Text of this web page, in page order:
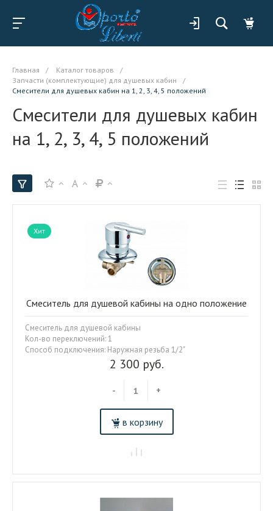
Главная / Каталог товаров
/
Запчасти (комплектующие) для душевых кабин
/
Смесители для душевых кабин на 1, 2, 3, 4, 5 положений
Смесители для душевых кабин
на 1, 2, 3, 4, 5 положений
A
Хит
2 300 руб.
- +
в корзину
Смеситель для душевой кабины на одно положение
Смеситель для душевой кабины
Кол-во переключений: 1
Способ подключения: Наружная резьба 1/2"